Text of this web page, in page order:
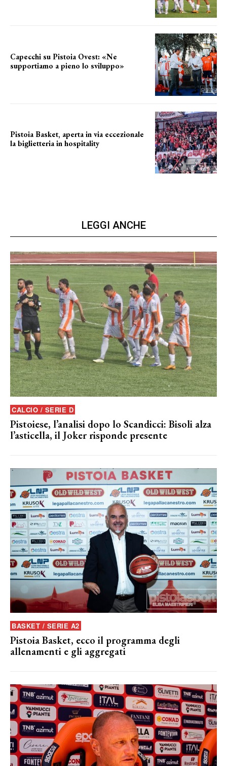
Capecchi su Pistoia Ovest: «Ne
supportiamo a pieno lo sviluppo»
Pistoia Basket, aperta in via eccezionale
la biglietteria in hospitality
LEGGI ANCHE
CALCIO / SERIE D
Pistoiese, l’analisi dopo lo Scandicci: Bisoli alza
l’asticella, il Joker risponde presente
BASKET / SERIE A2
Pistoia Basket, ecco il programma degli
allenamenti e gli aggregati